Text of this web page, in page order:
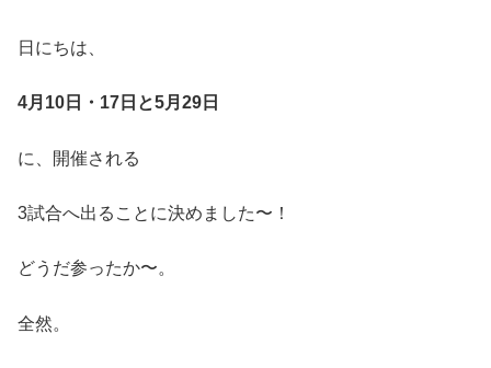
日にちは、
4月10日・17日と5月29日
に、開催される
3試合へ出ることに決めました〜！
どうだ参ったか〜。
全然。